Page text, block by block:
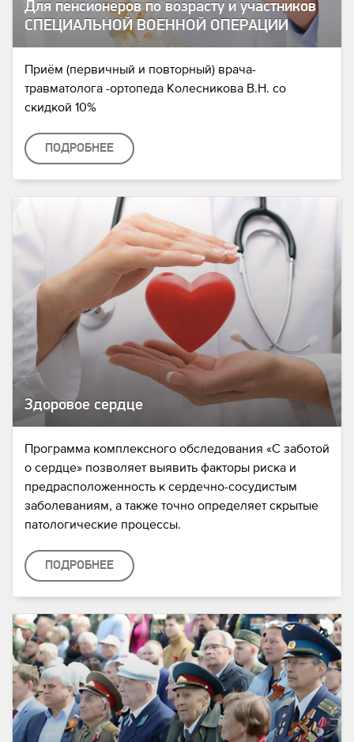
Для пенсионеров по возрасту и участников
СПЕЦИАЛЬНОЙ ВОЕННОЙ ОПЕРАЦИИ
Приём (первичный и повторный) врача-
травматолога -ортопеда Колесникова В.Н. со
скидкой 10%
ПОДРОБНЕЕ
Здоровое сердце
Программа комплексного обследования «С заботой
о сердце» позволяет выявить факторы риска и
предрасположенность к сердечно-сосудистым
заболеваниям, а также точно определяет скрытые
патологические процессы.
ПОДРОБНЕЕ